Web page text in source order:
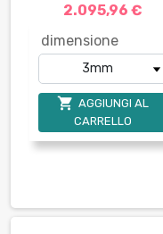
2.095,96 €
dimensione
 AGGIUNGI AL
CARRELLO